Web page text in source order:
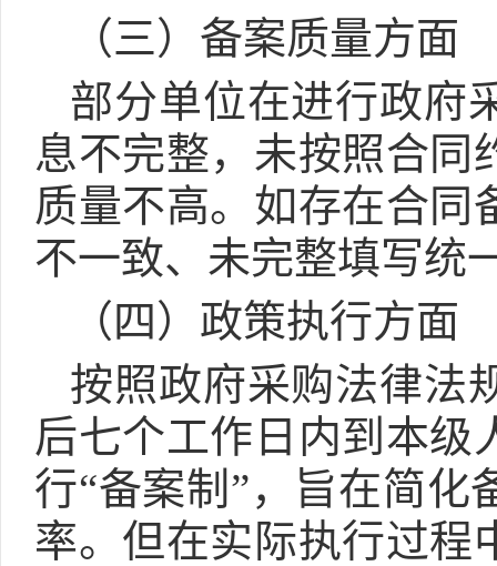
（三）备案质量方面
部分单位在进行政府
息不完整，未按照合同
质量不高。如存在合同
不一致、未完整填写统
（四）政策执行方面
按照政府采购法律法
后七个工作日内到本级
行“备案制”，旨在简化
率。但在实际执行过程